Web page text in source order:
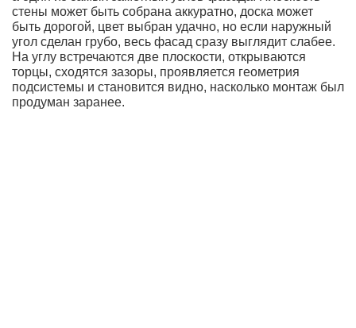
стены может быть собрана аккуратно, доска может
быть дорогой, цвет выбран удачно, но если наружный
угол сделан грубо, весь фасад сразу выглядит слабее.
На углу встречаются две плоскости, открываются
торцы, сходятся зазоры, проявляется геометрия
подсистемы и становится видно, насколько монтаж был
продуман заранее.